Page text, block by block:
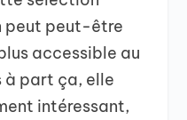
peut peut-être
accessible au
à part ça, elle
intéressant,